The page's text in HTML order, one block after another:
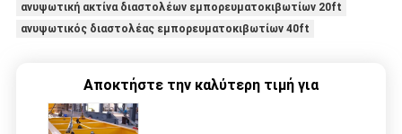
ανυψωτική ακτίνα διαστολέων εμπορευματοκιβωτίων 20ft
ανυψωτικός διαστολέας εμπορευματοκιβωτίων 40ft
Αποκτήστε την καλύτερη τιμή για